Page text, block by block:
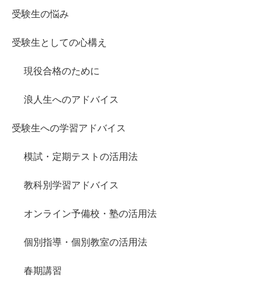
受験生の悩み
受験生としての心構え
現役合格のために
浪人生へのアドバイス
受験生への学習アドバイス
模試・定期テストの活用法
教科別学習アドバイス
オンライン予備校・塾の活用法
個別指導・個別教室の活用法
春期講習